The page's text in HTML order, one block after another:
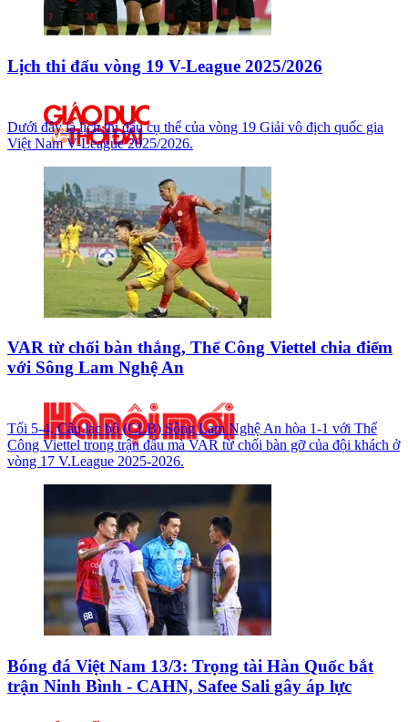
Lịch thi đấu vòng 19 V-League 2025/2026
Dưới đây là lịch thi đấu cụ thể của vòng 19 Giải vô địch quốc gia
Việt Nam V-League 2025/2026.
VAR từ chối bàn thắng, Thể Công Viettel chia điểm
với Sông Lam Nghệ An
Tối 5-4, Câu lạc bộ (CLB) Sông Lam Nghệ An hòa 1-1 với Thể
Công Viettel trong trận đấu mà VAR từ chối bàn gỡ của đội khách ở
vòng 17 V.League 2025-2026.
Bóng đá Việt Nam 13/3: Trọng tài Hàn Quốc bắt
trận Ninh Bình - CAHN, Safee Sali gây áp lực